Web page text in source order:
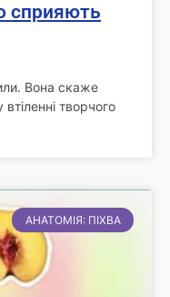
сприяють
Вона скаже
творчого
АНАТОМІЯ: ПІХВА